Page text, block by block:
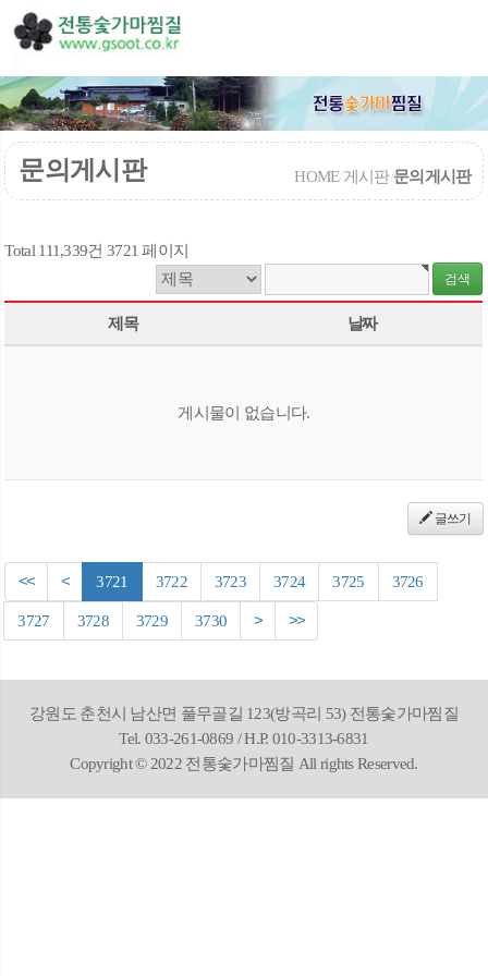
문의게시판 HOME/게시판/문의게시판
Total 111,339건 3721 페이지
제목 날짜
게시물이 없습니다.
글쓰기
<< < 3721 3722 3723 3724 3725 3726
3727 3728 3729 3730 > >>
강원도 춘천시 남산면 풀무골길 123(방곡리 53) 전통숯가마찜질
Tel. 033-261-0869 / H.P. 010-3313-6831
Copyright © 2022 전통숯가마찜질 All rights Reserved.